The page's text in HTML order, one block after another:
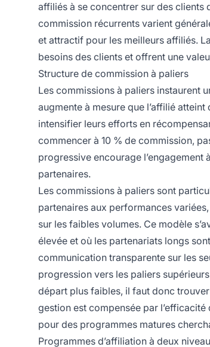
affiliés à se concentrer sur des clients
commission récurrents varient
et attractif pour les meilleurs affiliés.
besoins des clients et offrent une
Structure de commission à paliers
Les commissions à paliers instaurent
augmente à mesure que l’affilié
intensifier leurs efforts en
commencer à 10 % de commission,
progressive encourage
partenaires.
Les commissions à paliers sont
partenaires aux performances
sur les faibles volumes. Ce modèle
élevée et où les partenariats longs
communication transparente sur les
progression vers les paliers
départ plus faibles, il faut donc
gestion est compensée par
pour des programmes matures
Programmes d’affiliation à deux